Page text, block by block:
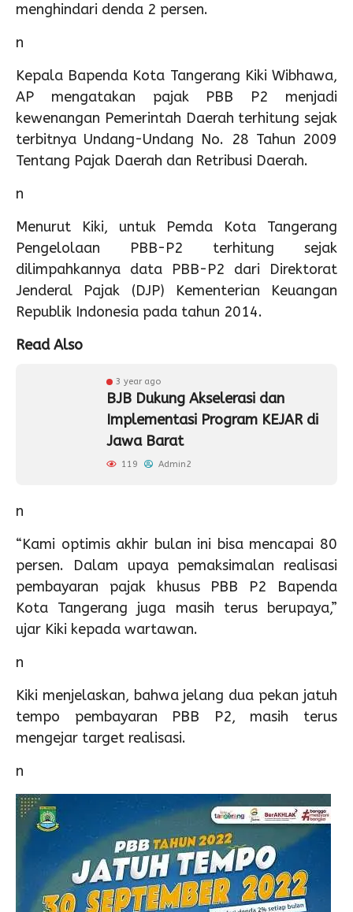
menghindari denda 2 persen.
n
Kepala Bapenda Kota Tangerang Kiki Wibhawa,
AP mengatakan pajak PBB P2 menjadi
kewenangan Pemerintah Daerah terhitung sejak
terbitnya Undang-Undang No. 28 Tahun 2009
Tentang Pajak Daerah dan Retribusi Daerah.
n
Menurut Kiki, untuk Pemda Kota Tangerang
Pengelolaan PBB-P2 terhitung sejak
dilimpahkannya data PBB-P2 dari Direktorat
Jenderal Pajak (DJP) Kementerian Keuangan
Republik Indonesia pada tahun 2014.
Read Also
3 year ago
BJB Dukung Akselerasi dan
Implementasi Program KEJAR di
Jawa Barat
119 Admin2
n
“Kami optimis akhir bulan ini bisa mencapai 80
persen. Dalam upaya pemaksimalan realisasi
pembayaran pajak khusus PBB P2 Bapenda
Kota Tangerang juga masih terus berupaya,”
ujar Kiki kepada wartawan.
n
Kiki menjelaskan, bahwa jelang dua pekan jatuh
tempo pembayaran PBB P2, masih terus
mengejar target realisasi.
n